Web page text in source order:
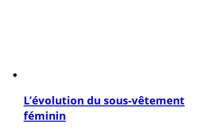
L’évolution du sous-vêtement
féminin